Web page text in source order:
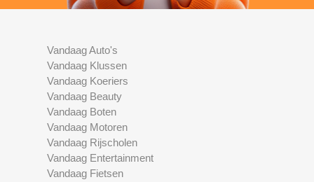
Vandaag Auto's
Vandaag Klussen
Vandaag Koeriers
Vandaag Beauty
Vandaag Boten
Vandaag Motoren
Vandaag Rijscholen
Vandaag Entertainment
Vandaag Fietsen